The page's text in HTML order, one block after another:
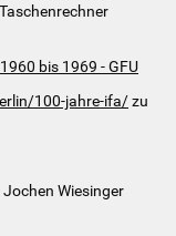
bis 1969 - GFU
100-jahre-ifa/zu
Wiesinger